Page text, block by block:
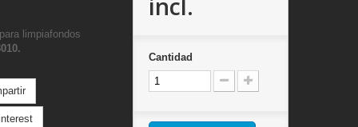
limpiafondos
Cantidad